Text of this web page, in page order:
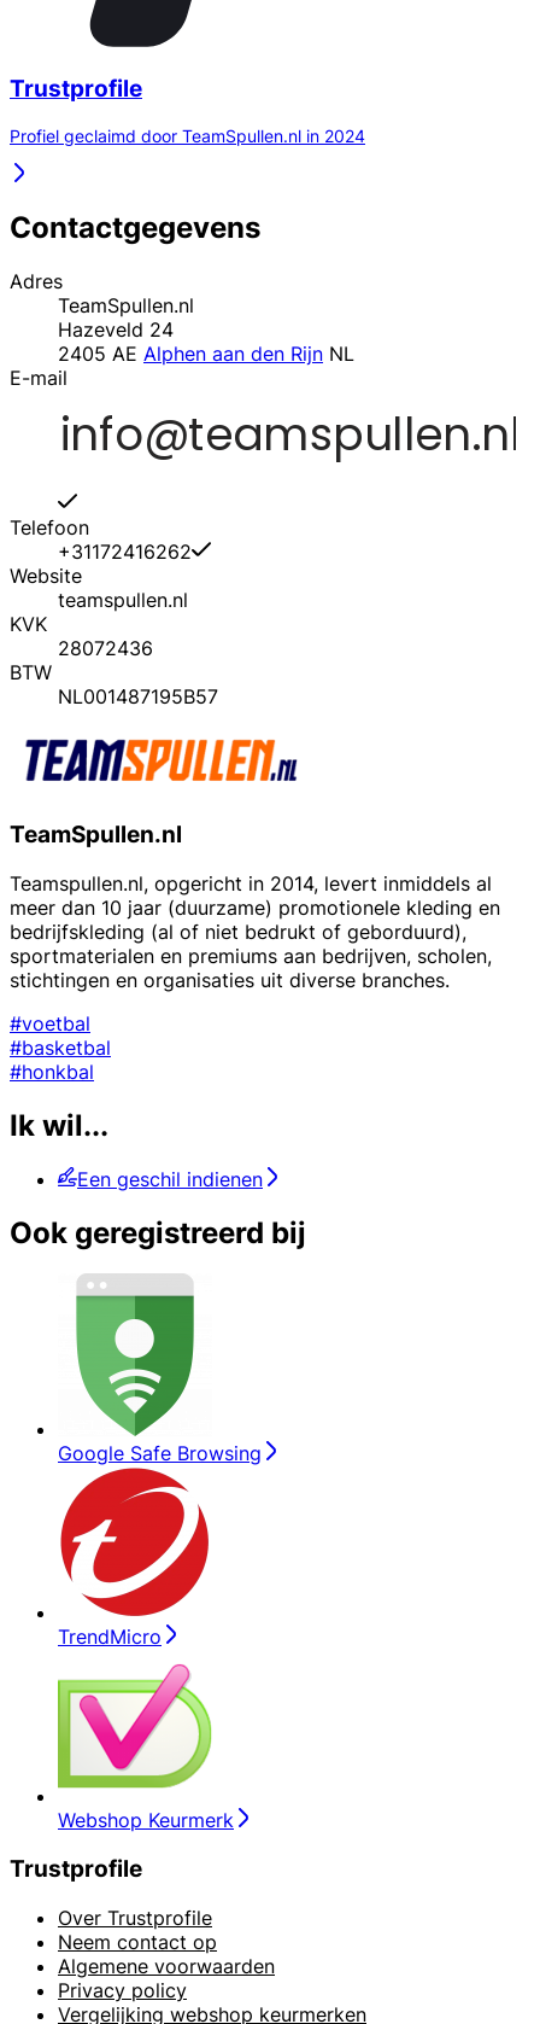
Trustprofile
Profiel geclaimd door TeamSpullen.nl in 2024
Contactgegevens
Adres
TeamSpullen.nl
Hazeveld 24
2405 AE Alphen aan den Rijn NL
E-mail
Telefoon
+31172416262
Website
teamspullen.nl
KVK
28072436
BTW
NL001487195B57
TeamSpullen.nl
Teamspullen.nl, opgericht in 2014, levert inmiddels al
meer dan 10 jaar (duurzame) promotionele kleding en
bedrijfskleding (al of niet bedrukt of geborduurd),
sportmaterialen en premiums aan bedrijven, scholen,
stichtingen en organisaties uit diverse branches.
#voetbal
#basketbal
#honkbal
Ik wil...
Een geschil indienen
Ook geregistreerd bij
Google Safe Browsing
TrendMicro
Webshop Keurmerk
Trustprofile
Over Trustprofile
Neem contact op
Algemene voorwaarden
Privacy policy
Vergelijking webshop keurmerken